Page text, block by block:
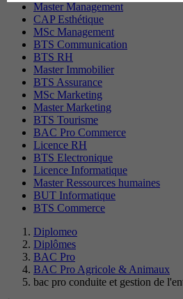
Master Management
CAP Esthétique
MSc Management
BTS Communication
BTS RH
Master Immobilier
BTS Assurance
MSc Marketing
Master Marketing
BTS Tourisme
BAC Pro Commerce
Licence RH
BTS Electronique
Licence Informatique
Master Ressources humaines
BUT Informatique
BTS Commerce
Diplomeo
Diplômes
BAC Pro
BAC Pro Agricole & Animaux
bac pro conduite et gestion de